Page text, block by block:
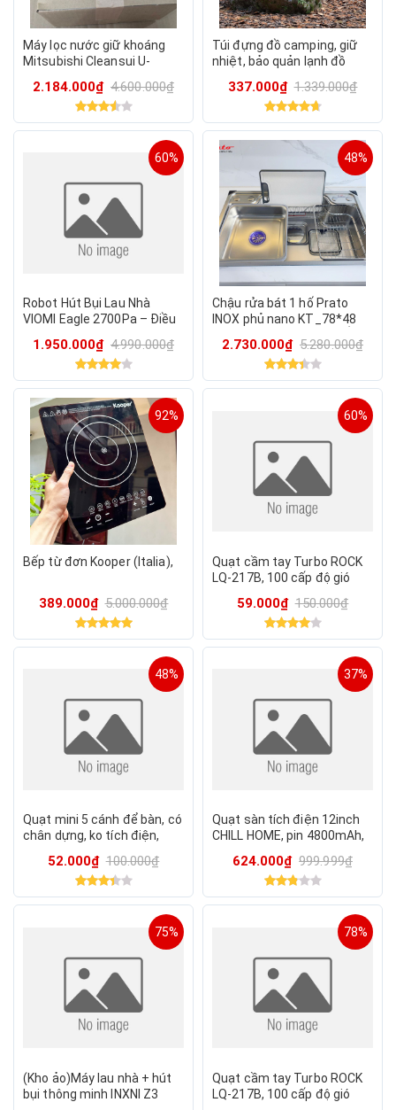
Máy lọc nước giữ khoáng
Mitsubishi Cleansui U-
2.184.000₫ 4.600.000₫
Túi đựng đồ camping, giữ
nhiệt, bảo quản lạnh đồ
(hàng Amazon)
337.000₫ 1.339.000₫
60%
Robot Hút Bụi Lau Nhà
VIOMI Eagle 2700Pa – Điều
Thông Minh, App Mi Hom
1.950.000₫ 4.990.000₫
48%
Chậu rửa bát 1 hố Prato
INOX phủ nano KT_78*48
LƯỢNG CAO)
2.730.000₫ 5.280.000₫
92%
Bếp từ đơn Kooper (Italia),
389.000₫ 5.000.000₫
60%
Quạt cầm tay Turbo ROCK
LQ-217B, 100 cấp độ gió
59.000₫ 150.000₫
48%
Quạt mini 5 cánh để bàn, có
chân dựng, ko tích điện,
52.000₫ 100.000₫
37%
Quạt sàn tích điện 12inch
CHILL HOME, pin 4800mAh,
cánh kim loại
624.000₫ 999.999₫
75%
(Kho ảo)Máy lau nhà + hút
bụi thông minh INXNI Z3
78%
Quạt cầm tay Turbo ROCK
LQ-217B, 100 cấp độ gió